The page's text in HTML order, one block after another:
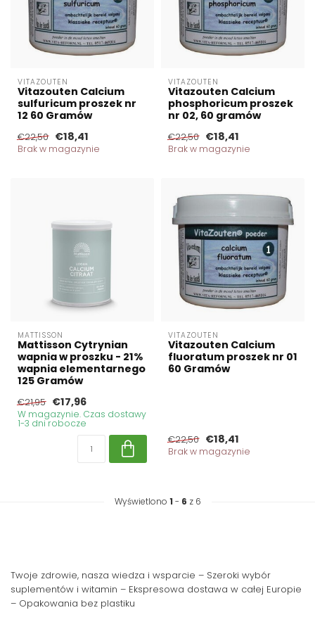
VITAZOUTEN
Vitazouten Calcium
sulfuricum proszek nr
12 60 Gramów
€22,50 €18,41
Brak w magazynie
VITAZOUTEN
Vitazouten Calcium
phosphoricum proszek
nr 02, 60 gramów
€22,50 €18,41
Brak w magazynie
MATTISSON
Mattisson Cytrynian
wapnia w proszku - 21%
wapnia elementarnego
125 Gramów
€21,95 €17,96
W magazynie. Czas dostawy
1-3 dni robocze
VITAZOUTEN
Vitazouten Calcium
fluoratum proszek nr 01
60 Gramów
€22,50 €18,41
Brak w magazynie
Wyświetlono 1 - 6 z 6
Twoje zdrowie, nasza wiedza i wsparcie – Szeroki wybór
suplementów i witamin – Ekspresowa dostawa w całej Europie
– Opakowania bez plastiku